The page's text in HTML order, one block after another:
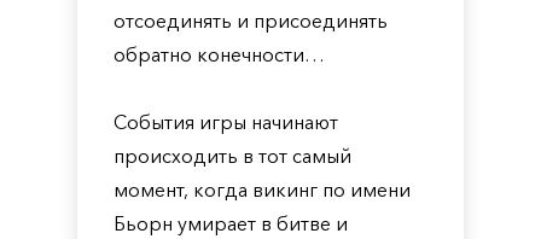
отсоединять и присоединять
обратно конечности…
События игры начинают
происходить в тот самый
момент, когда викинг по имени
Бьорн умирает в битве и